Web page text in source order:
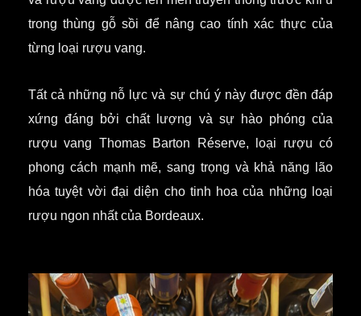
trong thùng gỗ sồi để nâng cao tính xác thực của
từng loại rượu vang.
Tất cả những nỗ lực và sự chú ý này được đền đáp
xứng đáng bởi chất lượng và sự hào phóng của
rượu vang Thomas Barton Réserve, loại rượu có
phong cách mạnh mẽ, sang trọng và khả năng lão
hóa tuyệt vời đại diện cho tinh hoa của những loại
rượu ngon nhất của Bordeaux.